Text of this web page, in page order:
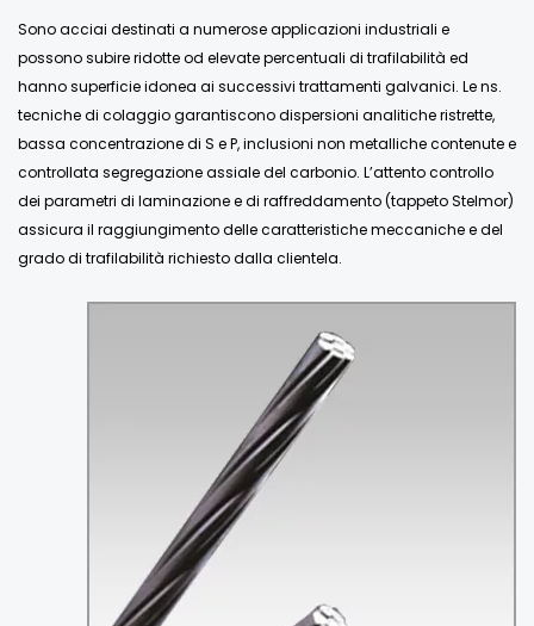
Sono acciai destinati a numerose applicazioni industriali e
possono subire ridotte od elevate percentuali di trafilabilità ed
hanno superficie idonea ai successivi trattamenti galvanici. Le ns.
tecniche di colaggio garantiscono dispersioni analitiche ristrette,
bassa concentrazione di S e P, inclusioni non metalliche contenute e
controllata segregazione assiale del carbonio. L’attento controllo
dei parametri di laminazione e di raffreddamento (tappeto Stelmor)
assicura il raggiungimento delle caratteristiche meccaniche e del
grado di trafilabilità richiesto dalla clientela.